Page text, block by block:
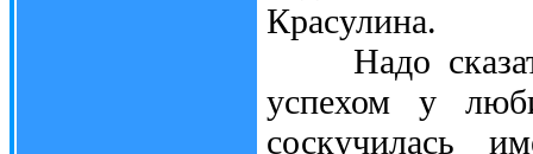
Красулина.
Надо
успехом у
соскучилась